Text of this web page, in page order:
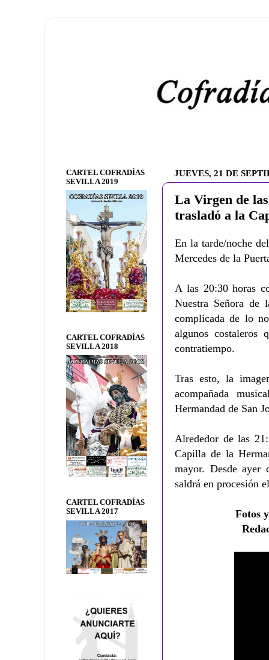
JUEVES, 21 DE
La Virgen de
trasladó a la
En la tarde/noche
Mercedes de la
A las 20:30 horas
Nuestra Señora de
complicada de lo
algunos costaleros
contratiempo.
Tras esto, la
acompañada
Hermandad de San
Alrededor de las
Capilla de la
mayor. Desde
saldrá en procesión
Fotos
CARTEL COFRADÍAS
SEVILLA 2019
CARTEL COFRADÍAS
SEVILLA 2018
CARTEL COFRADÍAS
SEVILLA 2017